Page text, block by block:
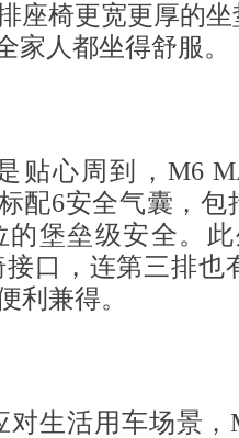
座椅更宽更厚的
家人都坐得舒服。
心周到，M6
配6安全气囊，包
堡垒级安全。
接口，连第三排也
利兼得。
生活用车场景，